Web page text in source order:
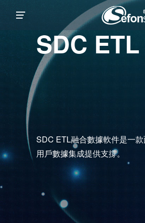
SDC
SDC ETL融合數據軟件是一
用戶數據集成提供支撐。